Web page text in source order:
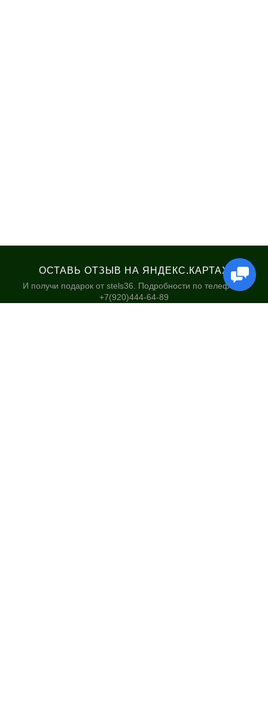
ОСТАВЬ ОТЗЫВ НА ЯНДЕКС.КАРТАХ
И получи подарок от stels36. Подробности по телефону:
+7(920)444-64-89